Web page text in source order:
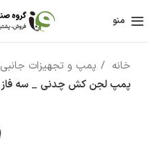
منو
خانه
پمپ و تجهیزات جانبی
پمپ لجن کش چدنی _ سه فاز SSZ 100-65